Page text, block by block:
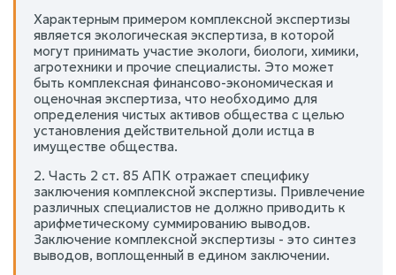
Характерным примером комплексной экспертизы
является экологическая экспертиза, в которой
могут принимать участие экологи, биологи, химики,
агротехники и прочие специалисты. Это может
быть комплексная финансово-экономическая и
оценочная экспертиза, что необходимо для
определения чистых активов общества с целью
установления действительной доли истца в
имуществе общества.
2. Часть 2 ст. 85 АПК отражает специфику
заключения комплексной экспертизы. Привлечение
различных специалистов не должно приводить к
арифметическому суммированию выводов.
Заключение комплексной экспертизы - это синтез
выводов, воплощенный в едином заключении.